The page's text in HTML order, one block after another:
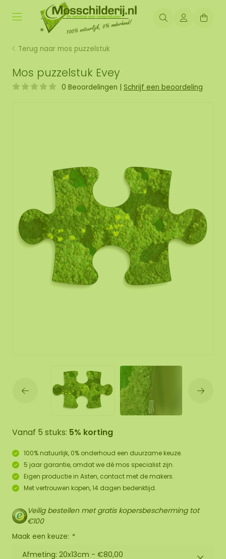
Terug naar mos puzzelstuk
Mos puzzelstuk Evey
0 Beoordelingen | Schrijf een beoordeling
Vanaf 5 stuks: 5% korting
100% natuurlijk, 0% onderhoud een duurzame keuze.
5 jaar garantie, omdat we dé mos specialist zijn.
Eigen productie in Asten, contact met de makers.
Met vertrouwen kopen, 14 dagen bedenktijd.
Veilig bestellen met gratis kopersbescherming tot
€100
Maak een keuze: *
Afmeting: 20x13cm - €80,00